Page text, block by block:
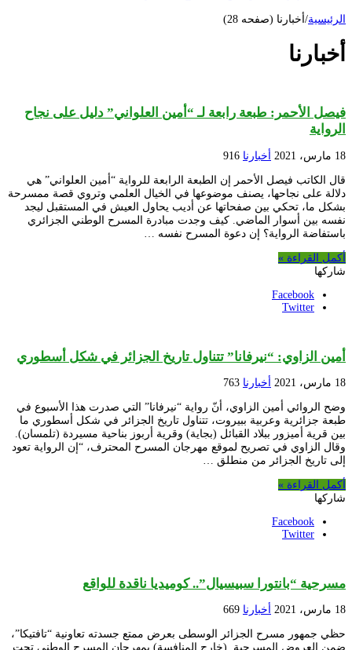
الرئيسية/ أخبارنا (صفحه 28)
أخبارنا
فيصل الأحمر: طبعة رابعة لـ “أمين العلواني” دليل على نجاح
الرواية
18 مارس، 2021 أخبارنا 916
قال الكاتب فيصل الأحمر إن الطبعة الرابعة للرواية “أمين العلواني” هي
دلالة على نجاحها، يصنف موضوعها في الخيال العلمي وتروي قصة ممسرحة
بشكل ما، تحكي بين صفحاتها عن أديب يحاول العيش في المستقبل ليجد
نفسه بين أسوار الماضي. كيف وجدت مبادرة المسرح الوطني الجزائري
باستفاضة الرواية؟ إن دعوة المسرح نفسه …
أكمل القراءة »
شاركها
Facebook
Twitter
أمين الزاوي: “نيرفانا” تتناول تاريخ الجزائر في شكل أسطوري
18 مارس، 2021 أخبارنا 763
وضح الروائي أمين الزاوي، أنّ رواية “نيرفانا” التي صدرت هذا الأسبوع في
طبعة جزائرية وعربية ببيروت، تتناول تاريخ الجزائر في شكل أسطوري ما
بين قرية أميزور ببلاد القبائل (بجاية) وقرية أربوز بناحية مسيردة (تلمسان).
وقال الزاوي في تصريح لموقع مهرجان المسرح المحترف، “إن الرواية تعود
إلى تاريخ الجزائر من منطلق …
أكمل القراءة »
شاركها
Facebook
Twitter
مسرحية “بانتورا سبيسيال”.. كوميديا ناقدة للواقع
18 مارس، 2021 أخبارنا 669
حظي جمهور مسرح الجزائر الوسطى بعرض ممتع جسدته تعاونية “تافتيكا”،
ضمن العروض المسرحية (خارج المنافسة) بمهرجان المسرح الوطني تحت